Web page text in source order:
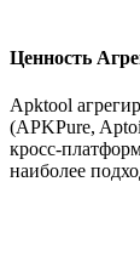
Ценность
Apktool
(APKPure,
кросс-
наиболее